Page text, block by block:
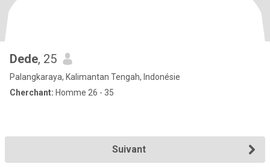
Dede, 25
Palangkaraya, Kalimantan Tengah, Indonésie
Cherchant: Homme 26 - 35
Suivant